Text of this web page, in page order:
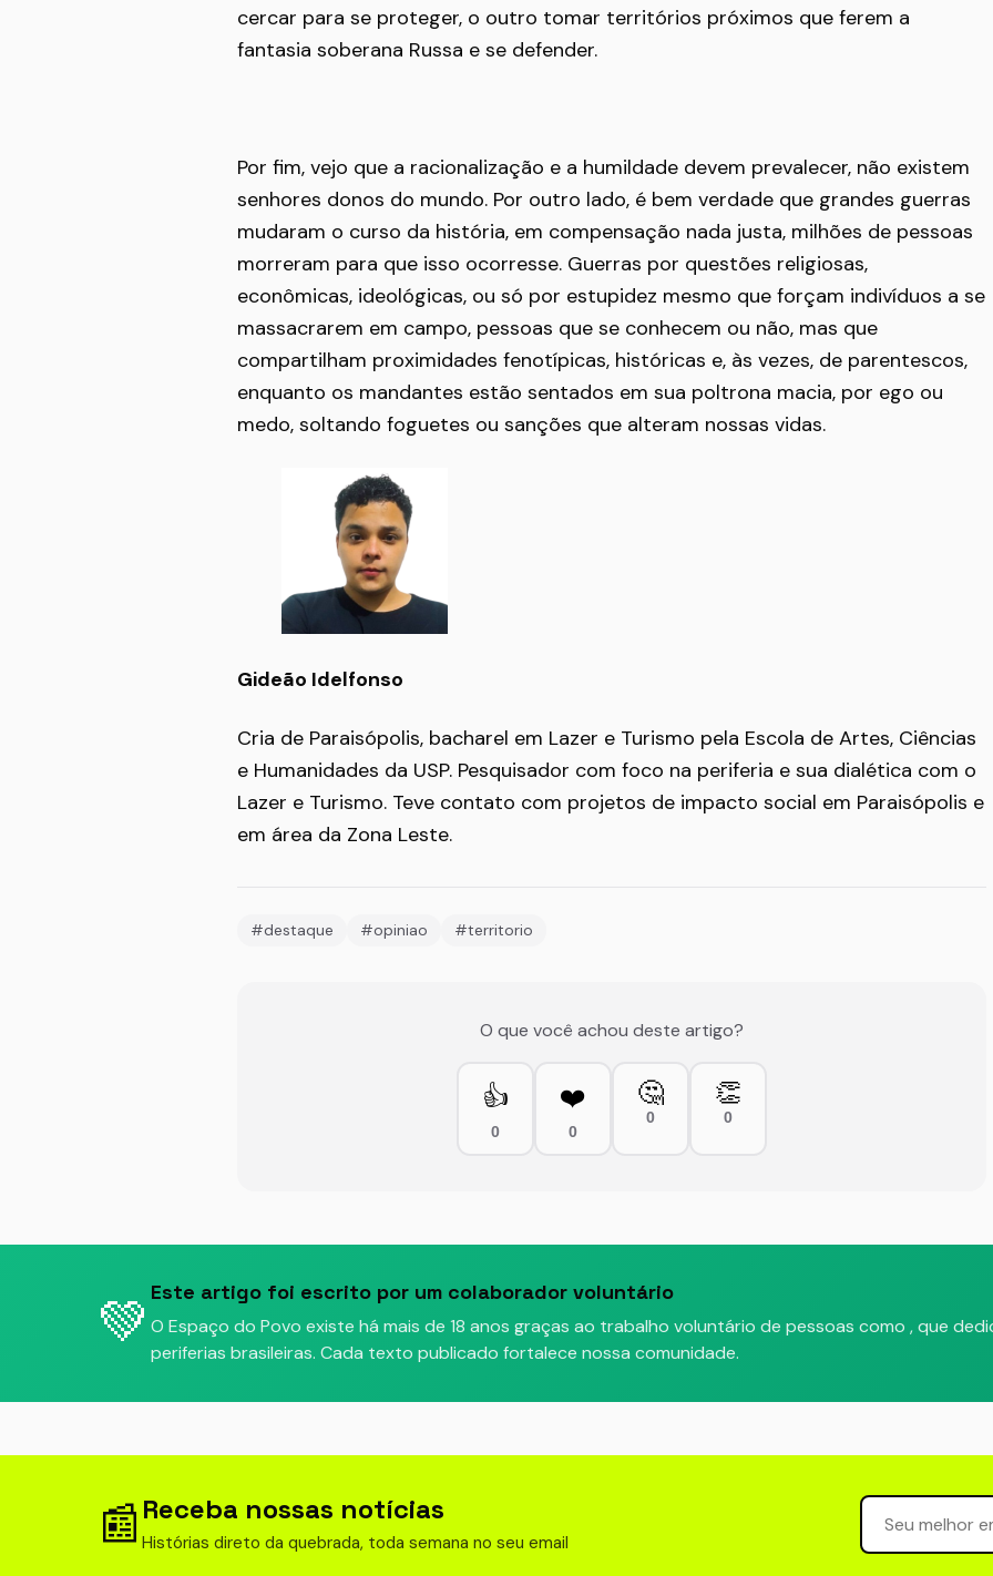
cercar para se proteger, o outro tomar territórios próximos que ferem a
fantasia soberana Russa e se defender.
Por fim, vejo que a racionalização e a humildade devem prevalecer, não existem
senhores donos do mundo. Por outro lado, é bem verdade que grandes guerras
mudaram o curso da história, em compensação nada justa, milhões de pessoas
morreram para que isso ocorresse. Guerras por questões religiosas,
econômicas, ideológicas, ou só por estupidez mesmo que forçam indivíduos a se
massacrarem em campo, pessoas que se conhecem ou não, mas que
compartilham proximidades fenotípicas, históricas e, às vezes, de parentescos,
enquanto os mandantes estão sentados em sua poltrona macia, por ego ou
medo, soltando foguetes ou sanções que alteram nossas vidas.
Gideão Idelfonso
Cria de Paraisópolis, bacharel em Lazer e Turismo pela Escola de Artes, Ciências
e Humanidades da USP. Pesquisador com foco na periferia e sua dialética com o
Lazer e Turismo. Teve contato com projetos de impacto social em Paraisópolis e
em área da Zona Leste.
#destaque #opiniao #territorio
O que você achou deste artigo?
👍
0
❤️
0
🤔
0
👏
0
💚 Este artigo foi escrito por um colaborador voluntário
O Espaço do Povo existe há mais de 18 anos graças ao trabalho voluntário de pessoas como , que
periferias brasileiras. Cada texto publicado fortalece nossa comunidade.
📰 Receba nossas notícias
Histórias direto da quebrada, toda semana no seu email
Seu email para